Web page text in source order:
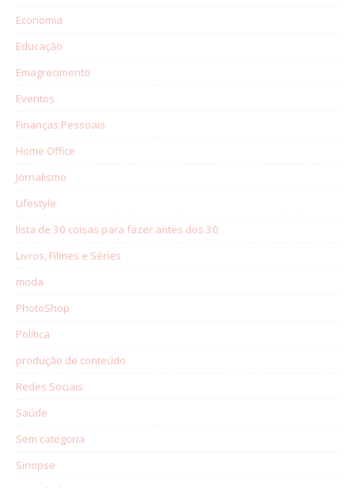
Economia
Educação
Emagrecimento
Eventos
Finanças Pessoais
Home Office
Jornalismo
Lifestyle
lista de 30 coisas para fazer antes dos 30
Livros, Filmes e Séries
moda
PhotoShop
Política
produção de conteúdo
Redes Sociais
Saúde
Sem categoria
Sinopse